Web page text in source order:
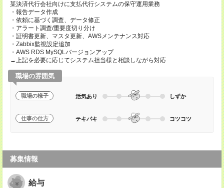
某決済代行会社向けに支払代行システムの保守運用業務
・報告データ作成
・依頼に基づく調査、データ修正
・アラート調査/重要度切り分け
・証明書更新、マスタ更新、AWSメンテナンス対応
・Zabbix監視設定追加
・AWS RDS MySQLバージョンアップ
→上記を必要に応じてシステム担当様と相談しながら対応
職場の雰囲気
職場の様子 活気あり しずか
仕事の仕方 テキパキ コツコツ
募集情報
給与